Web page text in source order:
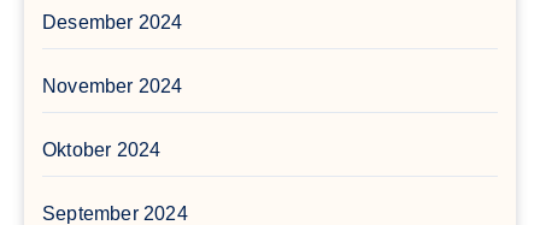
Desember 2024
November 2024
Oktober 2024
September 2024